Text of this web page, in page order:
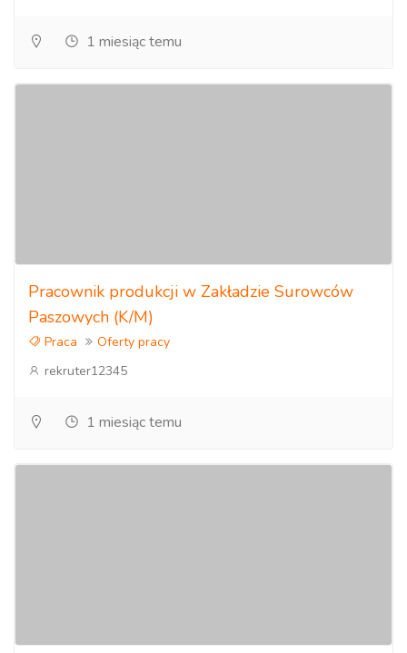
1 miesiąc temu
Pracownik produkcji w Zakładzie Surowców
Paszowych (K/M)
Praca
Oferty pracy
rekruter12345
1 miesiąc temu